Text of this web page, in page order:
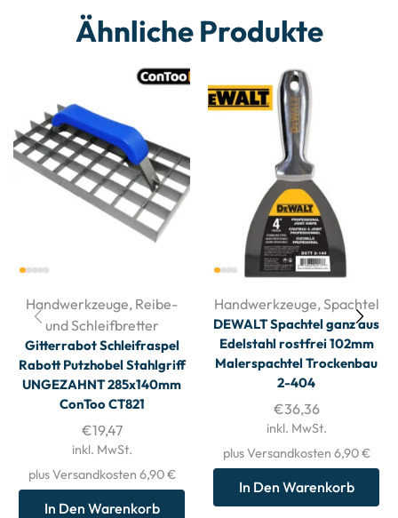
Ähnliche Produkte
Handwerkzeuge, Reibe-
und Schleifbretter
Gitterrabot Schleifraspel
Rabott Putzhobel Stahlgriff
UNGEZAHNT 285x140mm
ConToo CT821
€19,47
inkl. MwSt.
plus Versandkosten 6,90 €
In Den Warenkorb
Handwerkzeuge,Spachtel
DEWALT Spachtel ganz aus
Edelstahl rostfrei 102mm
Malerspachtel Trockenbau
2-404
€36,36
inkl. MwSt.
plus Versandkosten 6,90 €
In Den Warenkorb